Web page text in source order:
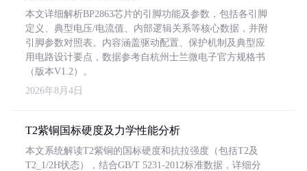
本文详细解析BP2863芯片的引脚功能及参数，包括各引脚
定义、典型电压/电流值、内部逻辑关系等核心数据，并附
引脚参数对照表。内容涵盖驱动配置、保护机制及典型应
用电路设计要点，数据参考自杭州士兰微电子官方规格书
（版本V1.2）。
2026年8月4日
T2紫铜国标硬度及力学性能分析
本文系统解读T2紫铜的国标硬度和抗拉强度（包括T2及
T2_1/2H状态），结合GB/T 5231-2012标准数据，详细分